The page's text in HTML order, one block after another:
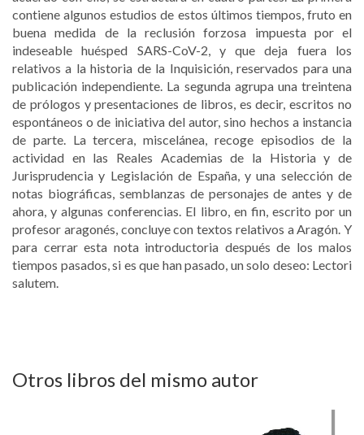
contiene algunos estudios de estos últimos tiempos, fruto en
buena medida de la reclusión forzosa impuesta por el
indeseable huésped SARS-CoV-2, y que deja fuera los
relativos a la historia de la Inquisición, reservados para una
publicación independiente. La segunda agrupa una treintena
de prólogos y presentaciones de libros, es decir, escritos no
espontáneos o de iniciativa del autor, sino hechos a instancia
de parte. La tercera, miscelánea, recoge episodios de la
actividad en las Reales Academias de la Historia y de
Jurisprudencia y Legislación de España, y una selección de
notas biográficas, semblanzas de personajes de antes y de
ahora, y algunas conferencias. El libro, en fin, escrito por un
profesor aragonés, concluye con textos relativos a Aragón. Y
para cerrar esta nota introductoria después de los malos
tiempos pasados, si es que han pasado, un solo deseo: Lectori
salutem.
Otros libros del mismo autor